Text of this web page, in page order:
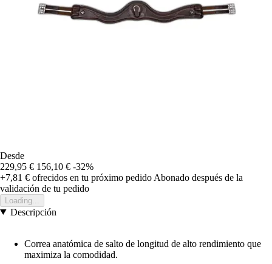
Desde
229,95 € 156,10 € -32%
+7,81 € ofrecidos en tu próximo pedido Abonado después de la
validación de tu pedido
Loading...
Descripción
Correa anatómica de salto de longitud de alto rendimiento que
maximiza la comodidad.